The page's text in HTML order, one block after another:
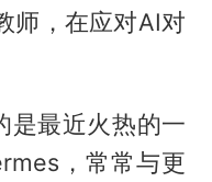
师，在应对AI对
是最近火热的一
，常常与更